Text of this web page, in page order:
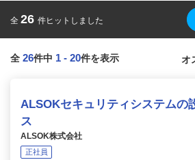
全 26 件ヒットしました
全 26件中 1 - 20件を表示
ALSOKセキュリティシステムの
ス
ALSOK株式会社
正社員